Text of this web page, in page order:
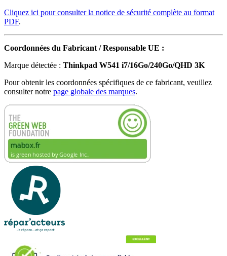
Cliquez ici pour consulter la notice de sécurité complète au format
PDF.
Coordonnées du Fabricant / Responsable UE :
Marque détectée : Thinkpad W541 i7/16Go/240Go/QHD 3K
Pour obtenir les coordonnées spécifiques de ce fabricant, veuillez
consulter notre page globale des marques.